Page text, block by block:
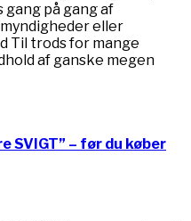
på gang af
eller
Til trods for mange
af ganske megen
SVIGT” – før du køber